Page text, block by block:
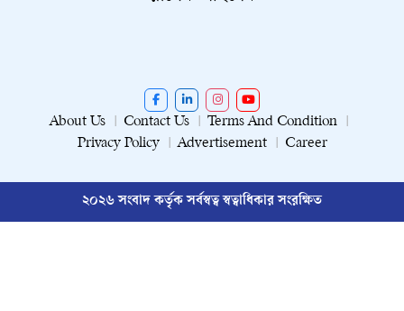
About Us Contact Us
Terms And Condition
Privacy Policy
Advertisement Career
২০২৬ সংবাদ কর্তৃক সর্বস্বত্ব স্বত্বাধিকার সংরক্ষিত